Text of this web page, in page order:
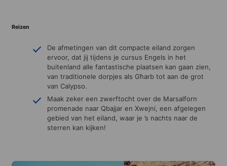
Reizen
De afmetingen van dit compacte eiland zorgen
ervoor, dat jij tijdens je cursus Engels in het
buitenland alle fantastische plaatsen kan gaan zien,
van traditionele dorpjes als Għarb tot aan de grot
van Calypso.
Maak zeker een zwerftocht over de Marsalforn
promenade naar Qbajjar en Xwejni, een afgelegen
gebied van het eiland, waar je ’s nachts naar de
sterren kan kijken!